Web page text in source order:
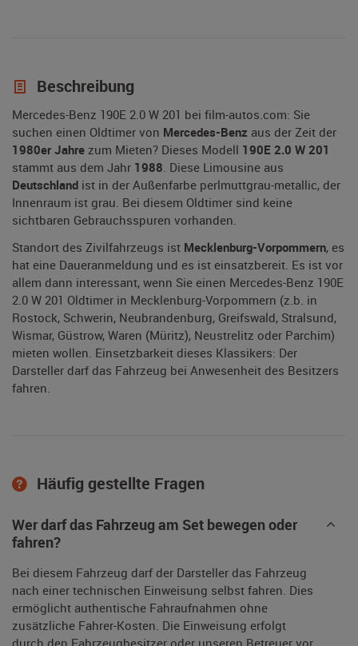
Beschreibung
Mercedes-Benz 190E 2.0 W 201 bei film-autos.com: Sie
suchen einen Oldtimer von Mercedes-Benz aus der Zeit der
1980er Jahre zum Mieten? Dieses Modell 190E 2.0 W 201
stammt aus dem Jahr 1988. Diese Limousine aus
Deutschland ist in der Außenfarbe perlmuttgrau-metallic, der
Innenraum ist grau. Bei diesem Oldtimer sind keine
sichtbaren Gebrauchsspuren vorhanden.
Standort des Zivilfahrzeugs ist Mecklenburg-Vorpommern, es
hat eine Daueranmeldung und es ist einsatzbereit. Es ist vor
allem dann interessant, wenn Sie einen Mercedes-Benz 190E
2.0 W 201 Oldtimer in Mecklenburg-Vorpommern (z.b. in
Rostock, Schwerin, Neubrandenburg, Greifswald, Stralsund,
Wismar, Güstrow, Waren (Müritz), Neustrelitz oder Parchim)
mieten wollen. Einsetzbarkeit dieses Klassikers: Der
Darsteller darf das Fahrzeug bei Anwesenheit des Besitzers
fahren.
Häufig gestellte Fragen
Wer darf das Fahrzeug am Set bewegen oder
fahren?
Bei diesem Fahrzeug darf der Darsteller das Fahrzeug
nach einer technischen Einweisung selbst fahren. Dies
ermöglicht authentische Fahraufnahmen ohne
zusätzliche Fahrer-Kosten. Die Einweisung erfolgt